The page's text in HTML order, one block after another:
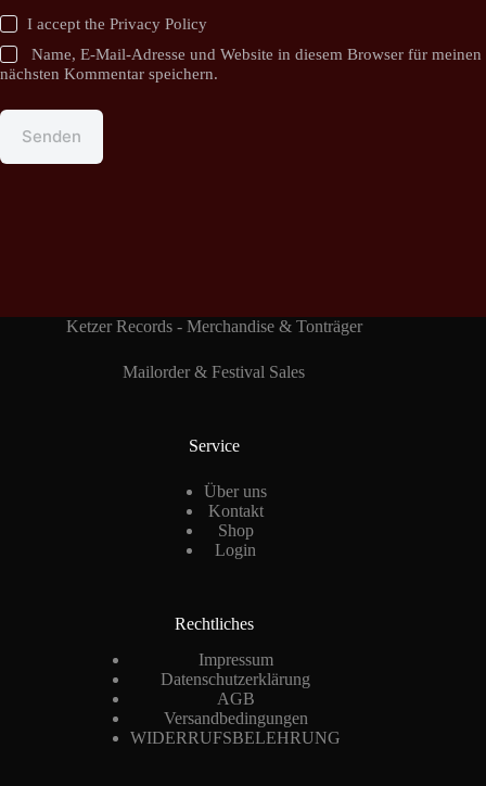
I accept thePrivacy Policy
Name, E-Mail-Adresse und Website in diesem Browser für meinen
nächsten Kommentar speichern.
Senden
Ketzer Records - Merchandise & Tonträger
Mailorder & Festival Sales
Service
Über uns
Kontakt
Shop
Login
Rechtliches
Impressum
Datenschutzerklärung
AGB
Versandbedingungen
WIDERRUFSBELEHRUNG